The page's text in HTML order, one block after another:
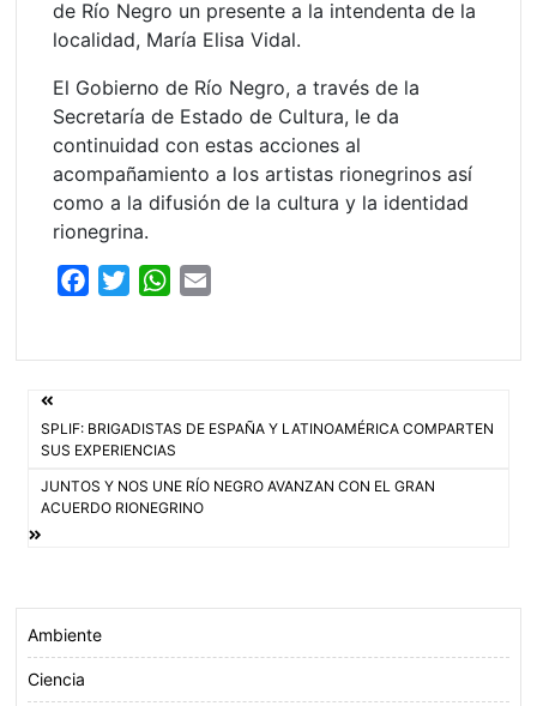
de Río Negro un presente a la intendenta de la
localidad, María Elisa Vidal.
El Gobierno de Río Negro, a través de la
Secretaría de Estado de Cultura, le da
continuidad con estas acciones al
acompañamiento a los artistas rionegrinos así
como a la difusión de la cultura y la identidad
rionegrina.
o
k
e
W
A
p
Navegación
de
entradas
SPLIF: BRIGADISTAS DE ESPAÑA Y LATINOAMÉRICA COMPARTEN
SUS EXPERIENCIAS
JUNTOS Y NOS UNE RÍO NEGRO AVANZAN CON EL GRAN
ACUERDO RIONEGRINO
Ambiente
Ciencia